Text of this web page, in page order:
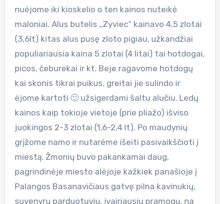
nuėjome iki kioskelio o ten kainos nuteikė
maloniai. Alus butelis „Zyviec“ kainavo 4,5 zlotai
(3,6lt) kitas alus pusę zloto pigiau, užkandžiai
populiariausia kaina 5 zlotai (4 litai) tai hotdogai,
picos, čeburekai ir kt. Beje ragavome hotdogų
kai skonis tikrai puikus, greitai jie sulindo ir
ėjome kartoti 🙂 užsigerdami šaltu alučiu. Ledų
kainos kaip tokioje vietoje (prie pliažo) išviso
juokingos 2-3 zlotai (1,6-2,4 lt). Po maudynių
grįžome namo ir nutarėme išeiti pasivaikščioti į
miestą. Žmonių buvo pakankamai daug,
pagrindinėje miesto alėjoje kažkiek panašioje į
Palangos Basanavičiaus gatvę pilna kavinukių,
suvenyrų parduotuvių, įvairiausių pramogų, na